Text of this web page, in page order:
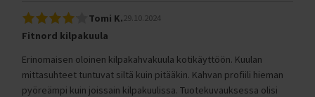
Tomi K. 29.10.2024
Fitnord kilpakuula
Erinomaisen oloinen kilpakahvakuula kotikäyttöön. Kuulan
mittasuhteet tuntuvat siltä kuin pitääkin. Kahvan profiili hieman
pyöreämpi kuin joissain kilpakuulissa. Tuotekuvauksessa olisi